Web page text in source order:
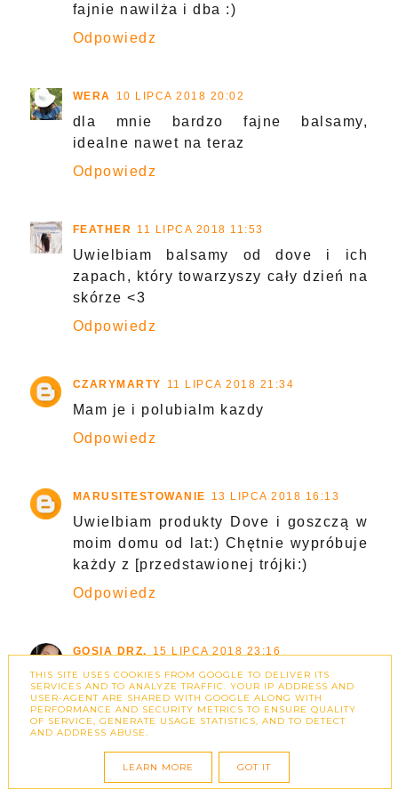
fajnie nawilża i dba :)
Odpowiedz
WERA 10 LIPCA 2018 20:02
dla mnie bardzo fajne balsamy,
idealne nawet na teraz
Odpowiedz
FEATHER 11 LIPCA 2018 11:53
Uwielbiam balsamy od dove i ich
zapach, który towarzyszy cały dzień na
skórze <3
Odpowiedz
CZARYMARTY 11 LIPCA 2018 21:34
Mam je i polubialm kazdy
Odpowiedz
MARUSITESTOWANIE 13 LIPCA 2018 16:13
Uwielbiam produkty Dove i goszczą w
moim domu od lat:) Chętnie wypróbuje
każdy z [przedstawionej trójki:)
Odpowiedz
GOSIA DRZ. 15 LIPCA 2018 23:16
Uwielbiam DOVE <3 Przemawia do
mnie Intesive, bo ja potrzebuję
wielkieeego nawilżenia :p
THIS SITE USES COOKIES FROM GOOGLE TO DELIVER ITS
SERVICES AND TO ANALYZE TRAFFIC. YOUR IP ADDRESS AND
USER-AGENT ARE SHARED WITH GOOGLE ALONG WITH
PERFORMANCE AND SECURITY METRICS TO ENSURE QUALITY
OF SERVICE, GENERATE USAGE STATISTICS, AND TO DETECT
AND ADDRESS ABUSE.
LEARN MORE GOT IT